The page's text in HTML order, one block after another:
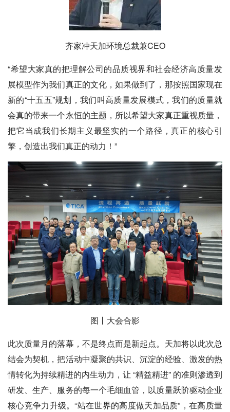
齐家冲天加环境总裁兼CEO
“希望大家真的把理解公司的品质视界和社会经济高质量发
展模型作为我们真正的文化，如果做到了，那按照国家现在
新的“十五五”规划，我们叫高质量发展模式，我们的质量就
会真的带来一个永恒的主题，所以希望大家真正重视质量，
把它当成我们长期主义最坚实的一个路径，真正的核心引
擎，创造出我们真正的动力！”
图丨大会合影
此次质量月的落幕，不是终点而是新起点。天加将以此次总
结会为契机，把活动中凝聚的共识、沉淀的经验、激发的热
情转化为持续精进的内生动力，让 “精益精进” 的准则渗透到
研发、生产、服务的每一个毛细血管，以质量跃阶驱动企业
核心竞争力升级。“站在世界的高度做天加品质”，在高质量